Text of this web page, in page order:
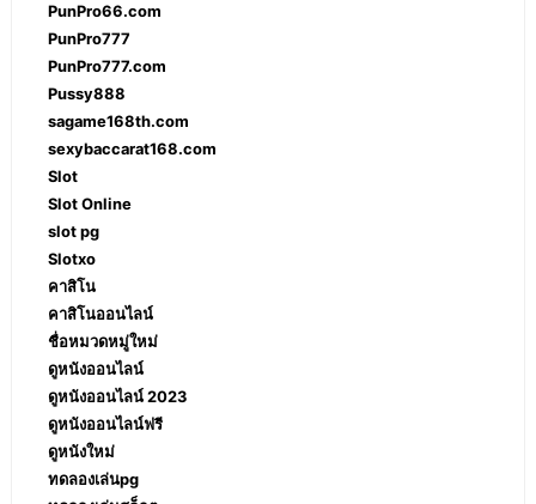
PunPro66.com
PunPro777
PunPro777.com
Pussy888
sagame168th.com
sexybaccarat168.com
Slot
Slot Online
slot pg
Slotxo
คาสิโน
คาสิโนออนไลน์
ชื่อหมวดหมู่ใหม่
ดูหนังออนไลน์
ดูหนังออนไลน์ 2023
ดูหนังออนไลน์ฟรี
ดูหนังใหม่
ทดลองเล่นpg